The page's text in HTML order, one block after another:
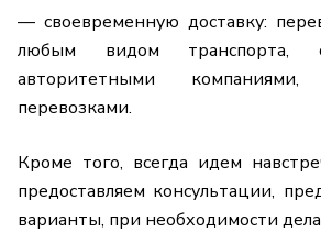
— своевременную доставку:
любым видом транспорта,
авторитетными компаниями,
перевозками.
Кроме того, всегда идем
предоставляем консультации,
варианты, при необходимости